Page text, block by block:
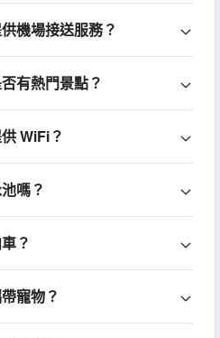
機場接送服務？
有熱門景點？
WiFi？
嗎？
？
寵物？